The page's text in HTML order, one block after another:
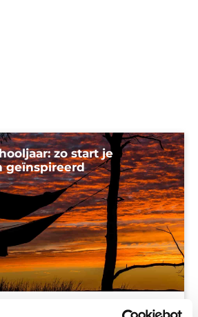
zo start je
geïnspireerd